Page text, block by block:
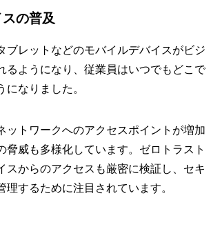
の普及
ブレットなどのモバイルデバイスがビジ
るようになり、従業員はいつでもどこで
になりました。
ットワークへのアクセスポイントが増加
脅威も多様化しています。ゼロトラスト
スからのアクセスも厳密に検証し、セキ
理するために注目されています。